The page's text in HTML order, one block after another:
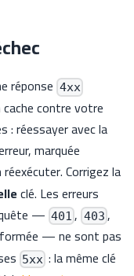
réponse 4xx
contre votre
: réessayer avec la
marquée
Corrigez la
clé. Les erreurs
— 401 , 403 ,
— ne sont pas
5xx : la même clé